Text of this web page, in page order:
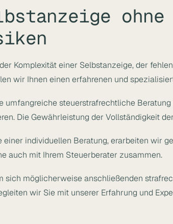
Komplexität einer Selbstanzeige, der
wir Ihnen einen erfahrenen und
umfangreiche steuerstrafrechtliche
Die Gewährleistung der Vollständigkeit
einer individuellen Beratung, erarbeiten wir
auch mit Ihrem Steuerberater zusammen.
sich möglicherweise anschließenden
wir Sie mit unserer Erfahrung und